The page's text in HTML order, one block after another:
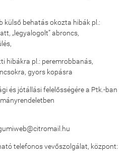
külső behatás okozta hibák pl.:
„legyalogolt” abroncs,
hibákra pl.: peremrobbanás,
gyors kopásra
és jótállási felelősségére a Ptk.-ban
telefonos vevőszolgálat, központ: